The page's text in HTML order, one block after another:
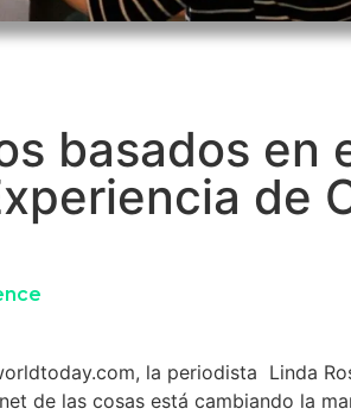
basados en
de
la periodista Linda
de las cosas está cambiando la